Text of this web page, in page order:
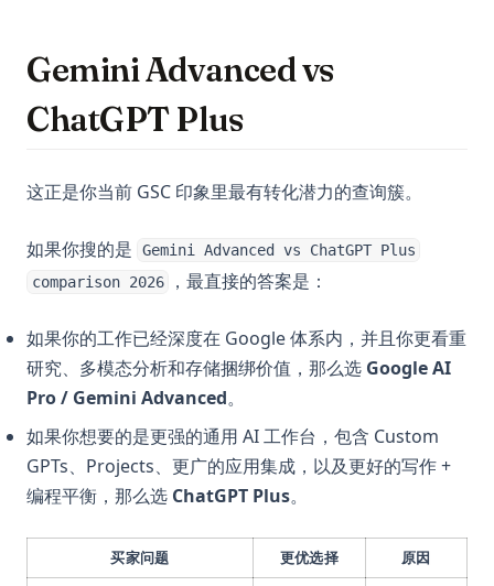
Gemini Advanced vs
ChatGPT Plus
这正是你当前 GSC 印象里最有转化潜力的查询簇。
如果你搜的是
Gemini Advanced vs ChatGPT Plus
comparison 2026
，最直接的答案是：
如果你的工作已经深度在 Google 体系内，并且你更看重
研究、多模态分析和存储捆绑价值，那么选 Google AI
Pro / Gemini Advanced。
如果你想要的是更强的通用 AI 工作台，包含 Custom
GPTs、Projects、更广的应用集成，以及更好的写作 +
编程平衡，那么选 ChatGPT Plus。
买家问题 更优选择 原因